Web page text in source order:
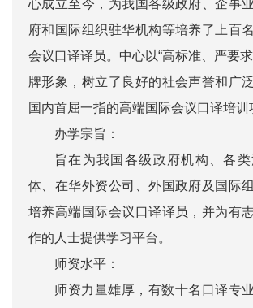
心成立至今，为我国各级政府、企事
府和国际组织驻华机构等培养了上百
会议口译译员。中心以“高标准、严要
牌形象，树立了良好的社会声誉和广
国内首屈一指的高端国际会议口译培训
办学宗旨：
旨在为我国各级政府机构、各
体、在华外资公司、外国政府及国际
培养高端国际会议口译译员，并为有
作的人士提供学习平台。
师资水平：
师资力量雄厚，有数十名口译专